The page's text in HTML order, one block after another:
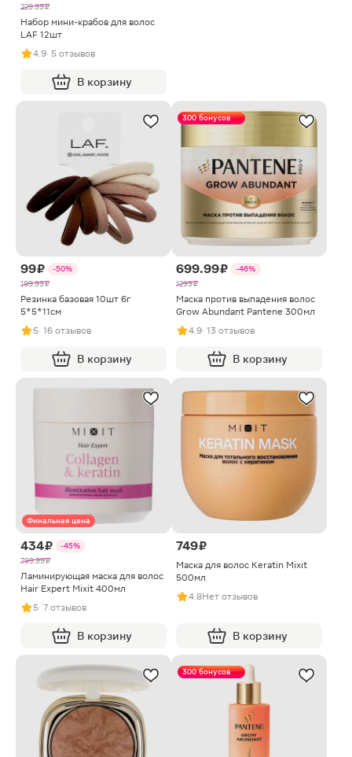
229.99 ₽
Набор мини-крабов для волос
LAF 12шт
4.9· 5 отзывов
В корзину
99 ₽
-50%
199.99 ₽
Резинка базовая 10шт 6г
5*5*11см
5· 16 отзывов
В корзину
300 бонусов
699.99 ₽
-46%
1299 ₽
Маска против выпадения волос
Grow Abundant Pantene 300мл
4.9· 13 отзывов
В корзину
Финальная цена
434 ₽
-45%
799.99 ₽
Ламинирующая маска для волос
Hair Expert Mixit 400мл
5· 7 отзывов
В корзину
749 ₽
Маска для волос Keratin Mixit
500мл
4.8Нет отзывов
В корзину
300 бонусов